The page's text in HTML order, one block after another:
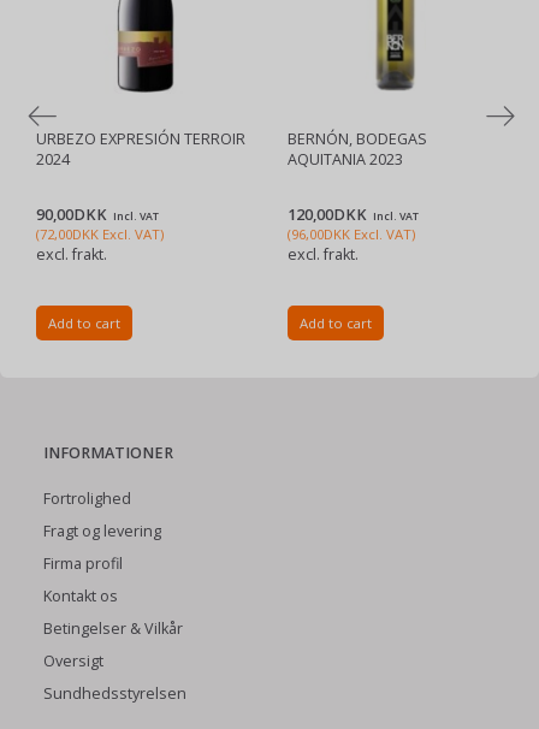
URBEZO EXPRESIÓN TERROIR
2024
90,00DKK Incl. VAT
(72,00DKK Excl. VAT)
excl. frakt.
Add to cart
BERNÓN, BODEGAS
AQUITANIA 2023
120,00DKK Incl. VAT
(96,00DKK Excl. VAT)
excl. frakt.
Add to cart
INFORMATIONER
Fortrolighed
Fragt og levering
Firma profil
Kontakt os
Betingelser & Vilkår
Oversigt
Sundhedsstyrelsen